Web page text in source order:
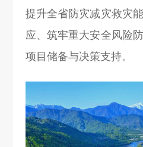
提升全省防灾减灾救灾
应、筑牢重大安全风险
项目储备与决策支持。